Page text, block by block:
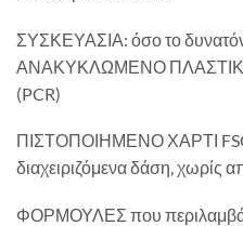
ΣΥΣΚΕΥΑΣΙΑ: όσο το
ΑΝΑΚΥΚΛΩΜΕΝΟ
(PCR)
ΠΙΣΤΟΠΟΙΗΜΕΝΟ ΧΑΡΤΙ
διαχειριζόμενα δάση, χωρίς
ΦΟΡΜΟΥΛΕΣ που